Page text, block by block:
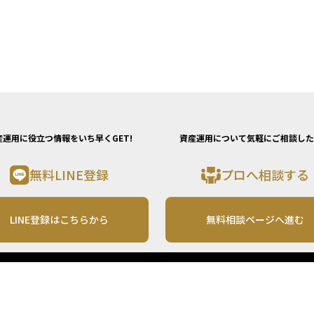
運用に役立つ情報をいち早くGET!
無料LINE登録
LINE登録はこちらから
資産運用について気軽にご相談し
プロへ相談する
無料相談ページへ進む